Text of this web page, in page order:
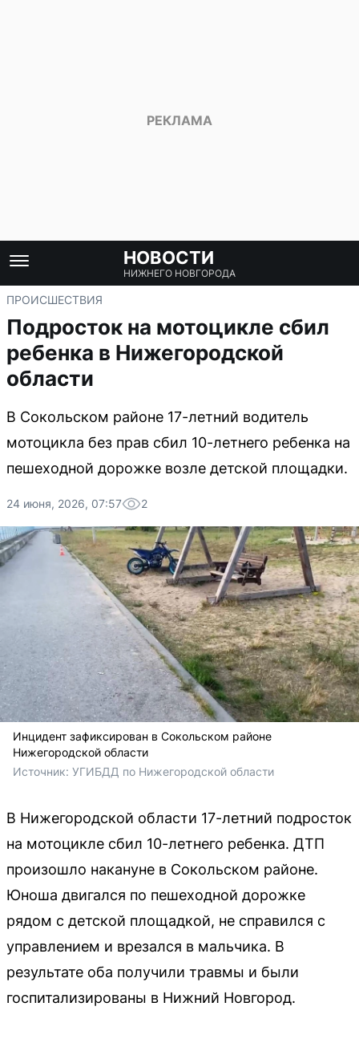
НОВОСТИ
НИЖНЕГО НОВГОРОДА
ПРОИСШЕСТВИЯ
Подросток на мотоцикле сбил
ребенка в Нижегородской
области
В Сокольском районе 17-летний водитель
мотоцикла без прав сбил 10-летнего ребенка на
пешеходной дорожке возле детской площадки.
24 июня, 2026, 07:57 2
Инцидент зафиксирован в Сокольском районе
Нижегородской области
Источник: УГИБДД по Нижегородской области
В Нижегородской области 17-летний подросток
на мотоцикле сбил 10-летнего ребенка. ДТП
произошло накануне в Сокольском районе.
Юноша двигался по пешеходной дорожке
рядом с детской площадкой, не справился с
управлением и врезался в мальчика. В
результате оба получили травмы и были
госпитализированы в Нижний Новгород.